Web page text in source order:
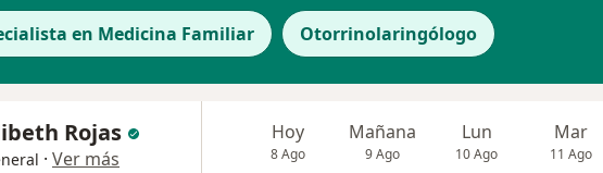
en Medicina Familiar Otorrinolaringólogo
Rojas
· Ver más
Hoy
8 Ago
Mañana
9 Ago
Lun
10 Ago
Mar
11 Ago